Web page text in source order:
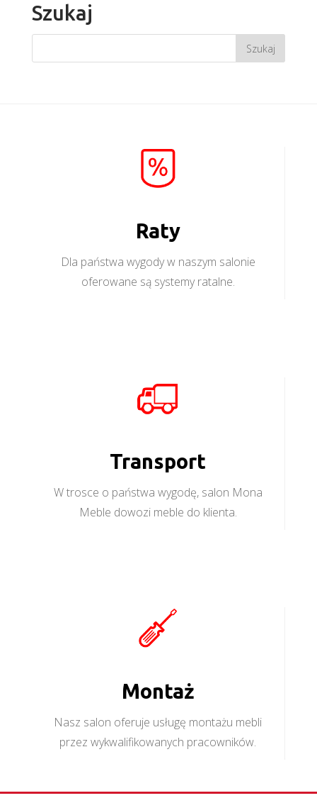
Szukaj
Raty
Dla państwa wygody w naszym salonie
oferowane są systemy ratalne.
Transport
W trosce o państwa wygodę, salon Mona
Meble dowozi meble do klienta.
Montaż
Nasz salon oferuje usługę montażu mebli
przez wykwalifikowanych pracowników.